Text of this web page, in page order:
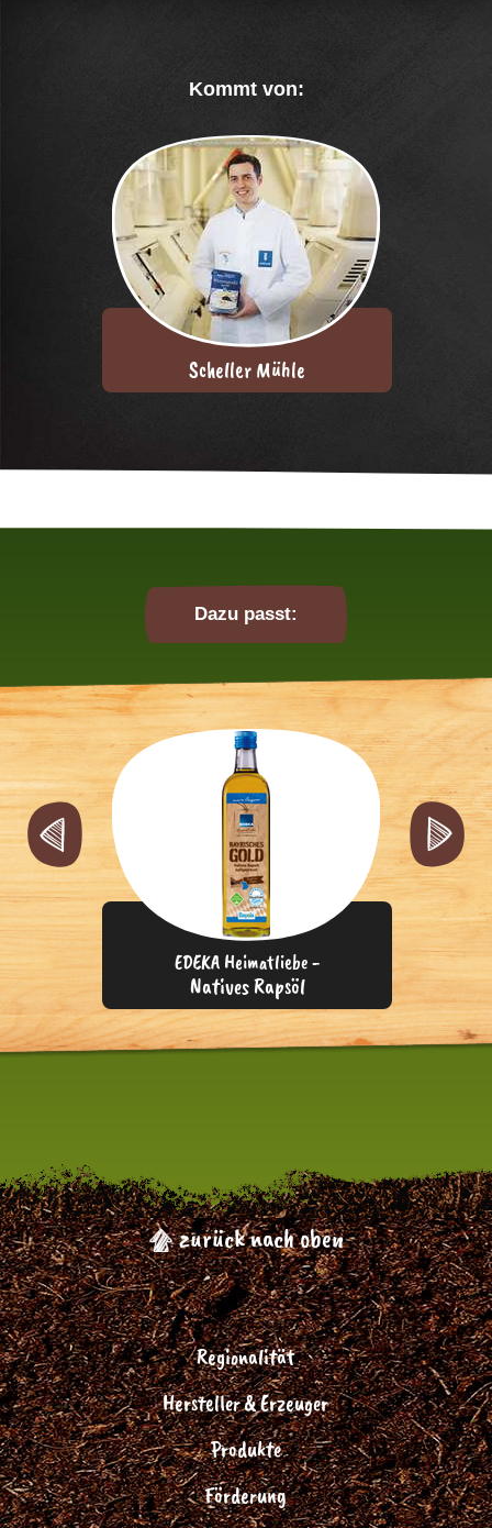
Kommt von:
Scheller Mühle
Dazu passt:
EDEKA Heimatliebe -
Natives Rapsöl
zurück nach oben
Regionalität
Hersteller & Erzeuger
Produkte
Förderung